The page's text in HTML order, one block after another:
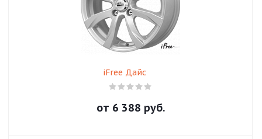
iFree Дайс
от 6 388 руб.